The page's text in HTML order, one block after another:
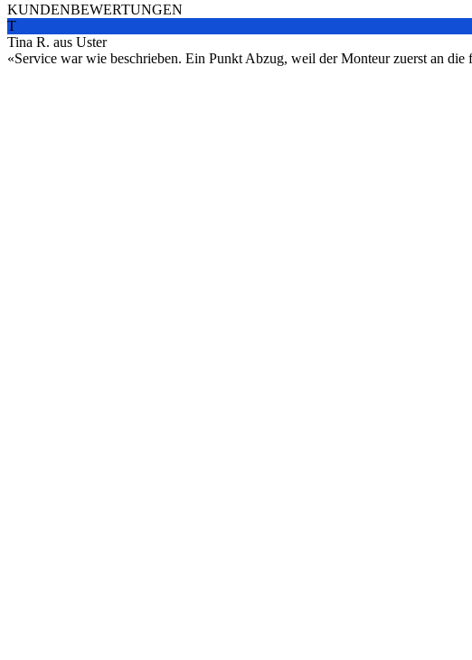
KUNDENBEWERTUNGEN
T
Tina R. aus Uster
Service war wie beschrieben. Ein Punkt Abzug, weil der Monteur zuerst an